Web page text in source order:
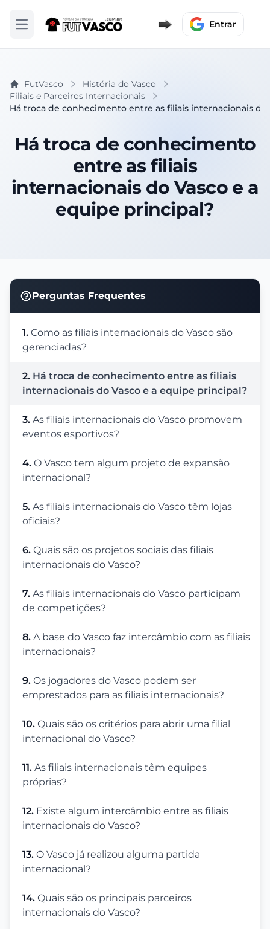
Abrir menu Entrar
FutVasco
História do Vasco
Filiais e Parceiros Internacionais
Há troca de conhecimento entre as filiais internacionais do
Há troca de conhecimento
entre as filiais
internacionais do Vasco e a
equipe principal?
Perguntas Frequentes
1. Como as filiais internacionais do Vasco são
gerenciadas?
2. Há troca de conhecimento entre as filiais
internacionais do Vasco e a equipe principal?
3. As filiais internacionais do Vasco promovem
eventos esportivos?
4. O Vasco tem algum projeto de expansão
internacional?
5. As filiais internacionais do Vasco têm lojas
oficiais?
6. Quais são os projetos sociais das filiais
internacionais do Vasco?
7. As filiais internacionais do Vasco participam
de competições?
8. A base do Vasco faz intercâmbio com as filiais
internacionais?
9. Os jogadores do Vasco podem ser
emprestados para as filiais internacionais?
10. Quais são os critérios para abrir uma filial
internacional do Vasco?
11. As filiais internacionais têm equipes
próprias?
12. Existe algum intercâmbio entre as filiais
internacionais do Vasco?
13. O Vasco já realizou alguma partida
internacional?
14. Quais são os principais parceiros
internacionais do Vasco?